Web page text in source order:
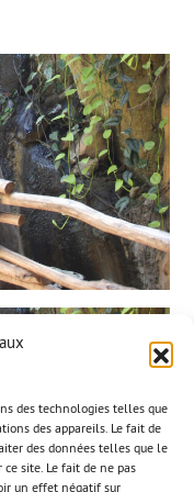
des technologies telles que
des appareils. Le fait de
des données telles que le
site. Le fait de ne pas
un effet négatif sur